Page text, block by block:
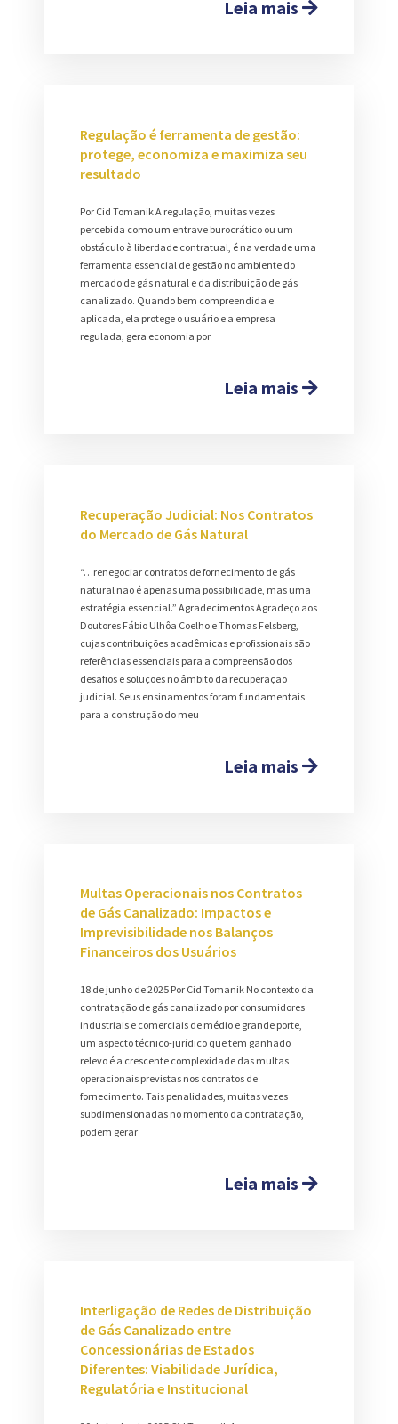
Leia mais
Regulação é ferramenta de gestão:
protege, economiza e maximiza seu
resultado
Por Cid Tomanik A regulação, muitas vezes
percebida como um entrave burocrático ou um
obstáculo à liberdade contratual, é na verdade uma
ferramenta essencial de gestão no ambiente do
mercado de gás natural e da distribuição de gás
canalizado. Quando bem compreendida e
aplicada, ela protege o usuário e a empresa
regulada, gera economia por
Leia mais
Recuperação Judicial: Nos Contratos
do Mercado de Gás Natural
“…renegociar contratos de fornecimento de gás
natural não é apenas uma possibilidade, mas uma
estratégia essencial.” Agradecimentos Agradeço aos
Doutores Fábio Ulhôa Coelho e Thomas Felsberg,
cujas contribuições acadêmicas e profissionais são
referências essenciais para a compreensão dos
desafios e soluções no âmbito da recuperação
judicial. Seus ensinamentos foram fundamentais
para a construção do meu
Leia mais
Multas Operacionais nos Contratos
de Gás Canalizado: Impactos e
Imprevisibilidade nos Balanços
Financeiros dos Usuários
18 de junho de 2025 Por Cid Tomanik No contexto da
contratação de gás canalizado por consumidores
industriais e comerciais de médio e grande porte,
um aspecto técnico-jurídico que tem ganhado
relevo é a crescente complexidade das multas
operacionais previstas nos contratos de
fornecimento. Tais penalidades, muitas vezes
subdimensionadas no momento da contratação,
podem gerar
Leia mais
Interligação de Redes de Distribuição
de Gás Canalizado entre
Concessionárias de Estados
Diferentes: Viabilidade Jurídica,
Regulatória e Institucional